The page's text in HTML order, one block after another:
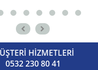
HİZMETLERİ
0532 230 80 41